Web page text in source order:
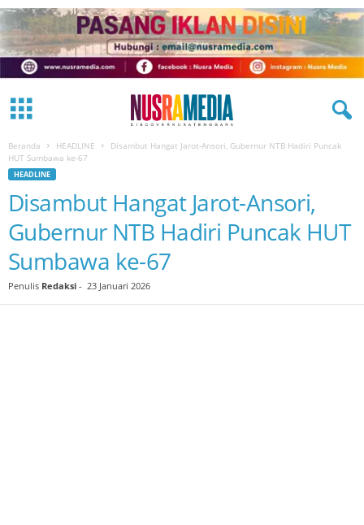
Beranda HEADLINE
Disambut Hangat Jarot-Ansori, Gubernur NTB Hadiri Puncak
HUT Sumbawa ke-67
HEADLINE
Disambut Hangat Jarot-Ansori,
Gubernur NTB Hadiri Puncak HUT
Sumbawa ke-67
Penulis Redaksi - 23 Januari 2026